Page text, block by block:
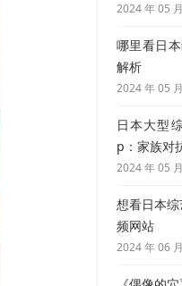
2024 年 05
哪里看日
解析
2024 年 05
日本大型
p：家族对
2024 年 05
想看日本
频网站
2024 年 06